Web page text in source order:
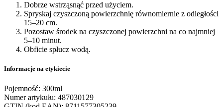
Dobrze wstrząsnąć przed użyciem.
Spryskaj czyszczoną powierzchnię równomiernie z odległości
15–20 cm.
Pozostaw środek na czyszczonej powierzchni na co najmniej
5–10 minut.
Obficie spłucz wodą.
Informacje na etykiecie
Pojemność: 300ml
Numer artykułu: 487030129